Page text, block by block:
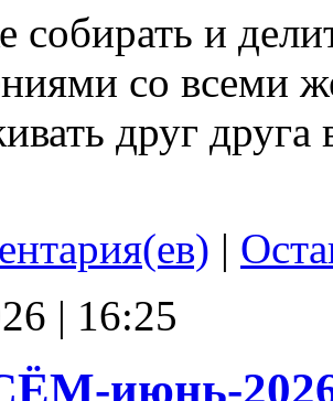
собирать и
со всеми
друг
|
| 16:25
июнь-